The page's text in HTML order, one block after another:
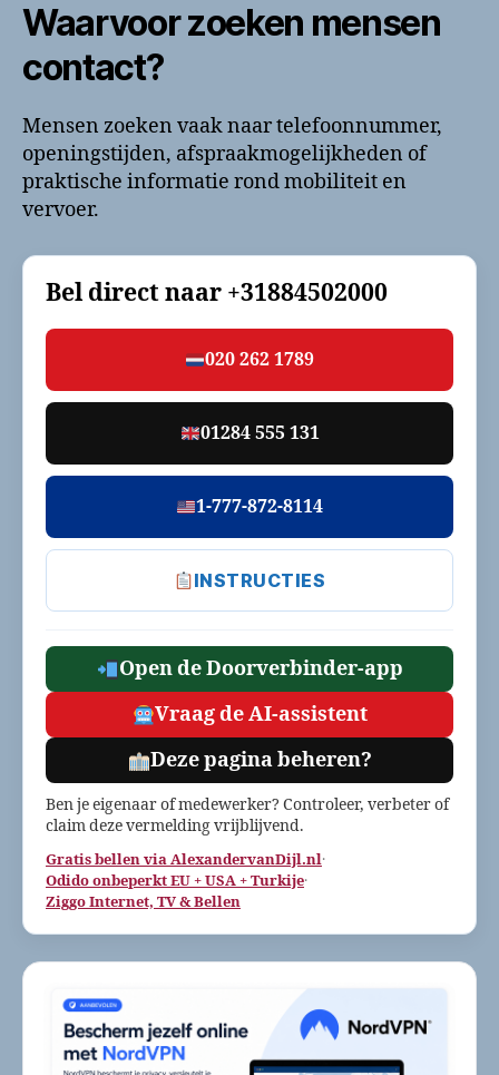
Waarvoor zoeken mensen
contact?
Mensen zoeken vaak naar telefoonnummer,
openingstijden, afspraakmogelijkheden of
praktische informatie rond mobiliteit en
vervoer.
Bel direct naar +31884502000
020 262 1789
01284 555 131
1-777-872-8114
INSTRUCTIES
Open de Doorverbinder-app
Vraag de AI-assistent
Deze pagina beheren?
Ben je eigenaar of medewerker? Controleer, verbeter of
claim deze vermelding vrijblijvend.
Gratis bellen via AlexandervanDijl.nl·
Odido onbeperkt EU + USA + Turkije·
Ziggo Internet, TV & Bellen